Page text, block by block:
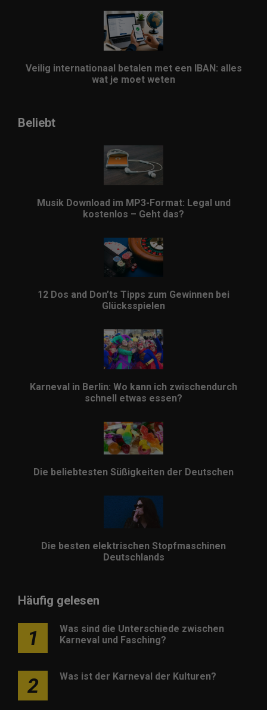
Veilig internationaal betalen met een IBAN: alles
wat je moet weten
Beliebt
Musik Download im MP3-Format: Legal und
kostenlos – Geht das?
12 Dos and Don’ts Tipps zum Gewinnen bei
Glücksspielen
Karneval in Berlin: Wo kann ich zwischendurch
schnell etwas essen?
Die beliebtesten Süßigkeiten der Deutschen
Die besten elektrischen Stopfmaschinen
Deutschlands
Häufig gelesen
1
Was sind die Unterschiede zwischen
Karneval und Fasching?
2 Was ist der Karneval der Kulturen?